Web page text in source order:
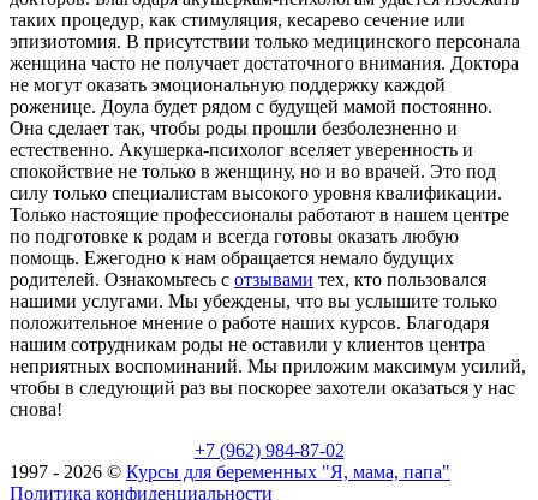
таких процедур, как стимуляция, кесарево сечение или
эпизиотомия. В присутствии только медицинского персонала
женщина часто не получает достаточного внимания. Доктора
не могут оказать эмоциональную поддержку каждой
роженице. Доула будет рядом с будущей мамой постоянно.
Она сделает так, чтобы роды прошли безболезненно и
естественно. Акушерка-психолог вселяет уверенность и
спокойствие не только в женщину, но и во врачей. Это под
силу только специалистам высокого уровня квалификации.
Только настоящие профессионалы работают в нашем центре
по подготовке к родам и всегда готовы оказать любую
помощь. Ежегодно к нам обращается немало будущих
родителей. Ознакомьтесь с отзывами тех, кто пользовался
нашими услугами. Мы убеждены, что вы услышите только
положительное мнение о работе наших курсов. Благодаря
нашим сотрудникам роды не оставили у клиентов центра
неприятных воспоминаний. Мы приложим максимум усилий,
чтобы в следующий раз вы поскорее захотели оказаться у нас
снова!
+7 (962) 984-87-02
1997 - 2026 © Курсы для беременных "Я, мама, папа"
Политика конфиденциальности